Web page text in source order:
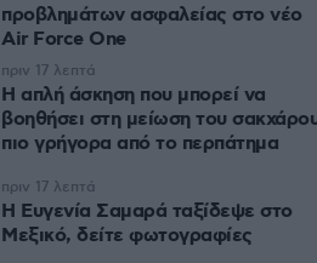
προβλημάτων ασφαλείας στο νέο
Air Force One
Η απλή άσκηση που μπορεί να
βοηθήσει στη μείωση του
πιο γρήγορα από το περπάτημα
πριν 17 λεπτά
Η Ευγενία Σαμαρά ταξίδεψε στο
Μεξικό, δείτε φωτογραφίες
πριν 17 λεπτά